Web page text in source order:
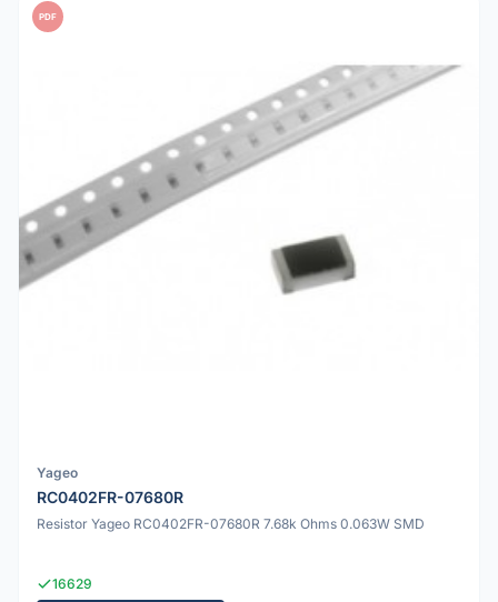
PDF
Yageo
RC0402FR-07680R
Resistor Yageo RC0402FR-07680R 7.68k Ohms 0.063W SMD
16629